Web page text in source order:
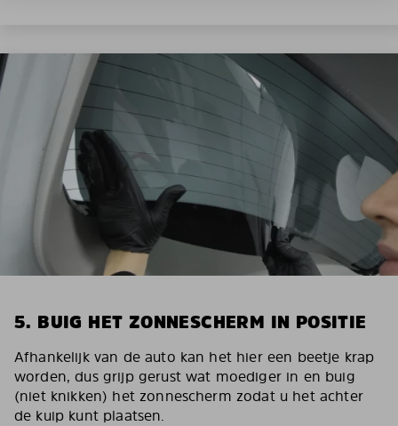
5. BUIG HET ZONNESCHERM IN POSITIE
Afhankelijk van de auto kan het hier een beetje krap
worden, dus grijp gerust wat moediger in en buig
(niet knikken) het zonnescherm zodat u het achter
de kuip kunt plaatsen.